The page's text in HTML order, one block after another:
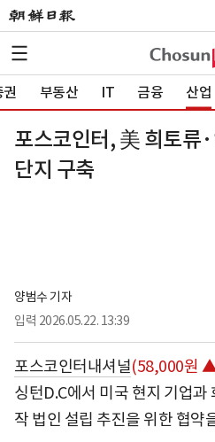
부동산 IT 금융 산업
포스코인터, 美 희토류
단지 구축
양범수 기자
입력 2026.05.22. 13:39
포스코인터내셔널(58,000원
싱턴D.C에서 미국 현지 기업
작 법인 설립 추진을 위한 협약